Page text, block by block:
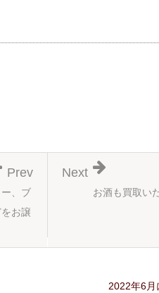
お酒も買取い
Next
、ブ
お譲
Prev
2022年6月